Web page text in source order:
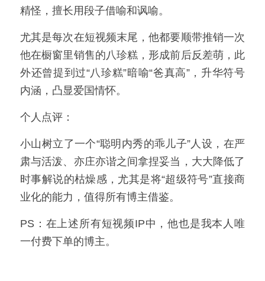
精怪，擅长用段子借喻和讽喻。
尤其是每次在短视频末尾，他都要顺带推销一次
他在橱窗里销售的八珍糕，形成前后反差萌，此
外还曾提到过“八珍糕”暗喻“爸真高”，升华符号
内涵，凸显爱国情怀。
个人点评：
小山树立了一个“聪明内秀的乖儿子”人设，在严
肃与活泼、亦庄亦谐之间拿捏妥当，大大降低了
时事解说的枯燥感，尤其是将“超级符号”直接商
业化的能力，值得所有博主借鉴。
PS：在上述所有短视频IP中，他也是我本人唯
一付费下单的博主。